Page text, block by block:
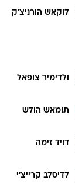
רץ על הקווים
מירוסלב קובק
מאתיי קובארז'
יינדריך סטאנק
לוקאש הורניצ'ק